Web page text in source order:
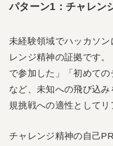
パターン1：チャレン
未経験領域でハッカソ
レンジ精神の証拠です
で参加した」「初めての
など、未知への飛び込
規挑戦への適性としてリ
チャレンジ精神の自己